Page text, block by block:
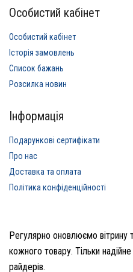
Особистий кабінет
Особистий кабінет
Історія замовлень
Список бажань
Розсилка новин
Інформація
Подарункові сертифікати
Про нас
Доставка та оплата
Політика конфіденційності
Регулярно оновлюємо вітрину
кожного товару. Тільки
райдерів.